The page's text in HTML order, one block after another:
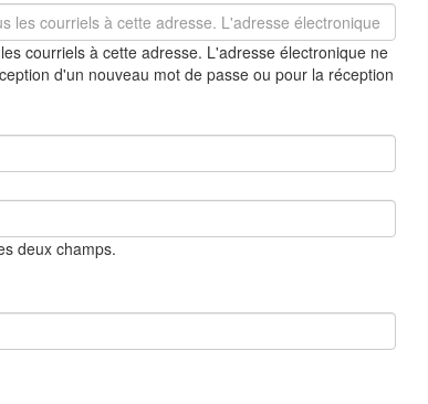
courriels à cette adresse. L'adresse électronique ne
d'un nouveau mot de passe ou pour la réception
deux champs.